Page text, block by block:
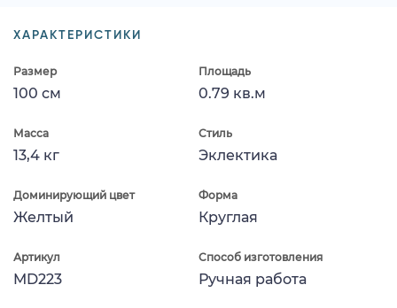
ХАРАКТЕРИСТИКИ
Размер
100 см
Площадь
0.79 кв.м
Масса
13,4 кг
Стиль
Эклектика
Доминирующий цвет
Желтый
Форма
Круглая
Артикул
MD223
Способ изготовления
Ручная работа